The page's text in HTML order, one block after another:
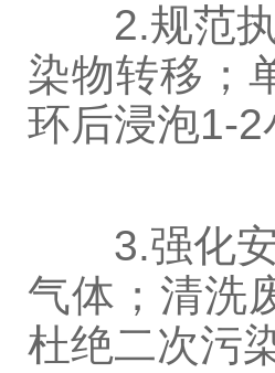
2.规范执
染物转移；
环后浸泡1-
3.强化安
气体；清洗
杜绝二次污